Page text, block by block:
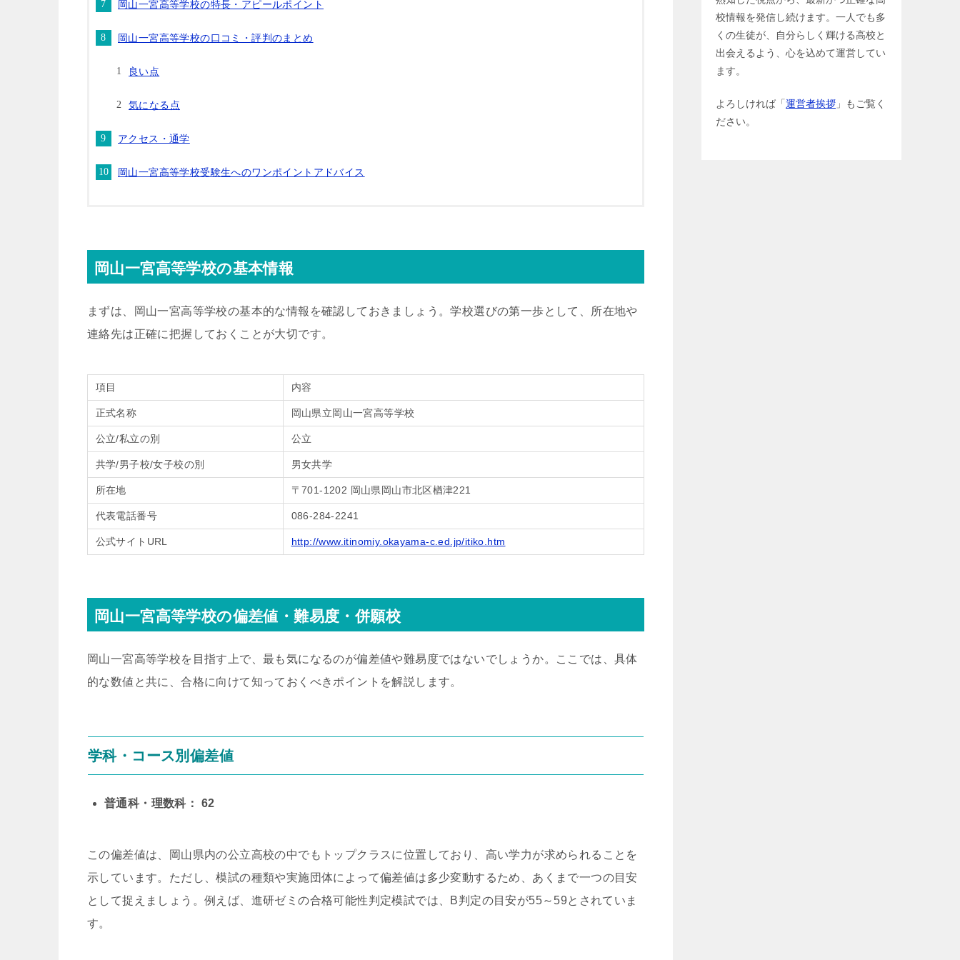
岡山一宮高等学校の特長・アピールポイント
岡山一宮高等学校の口コミ・評判のまとめ
良い点
気になる点
アクセス・通学
岡山一宮高等学校受験生へのワンポイントアドバイス
岡山一宮高等学校の基本情報
まずは、岡山一宮高等学校の基本的な情報を確認しておきましょう。学校選びの第一歩として、所在地や
連絡先は正確に把握しておくことが大切です。
項目 内容
正式名称 岡山県立岡山一宮高等学校
公立/私立の別 公立
共学/男子校/女子校の別 男女共学
所在地 〒701-1202 岡山県岡山市北区楢津221
代表電話番号 086-284-2241
公式サイトURL http://www.itinomiy.okayama-c.ed.jp/itiko.htm
岡山一宮高等学校の偏差値・難易度・併願校
岡山一宮高等学校を目指す上で、最も気になるのが偏差値や難易度ではないでしょうか。ここでは、具体
的な数値と共に、合格に向けて知っておくべきポイントを解説します。
学科・コース別偏差値
普通科・理数科： 62
この偏差値は、岡山県内の公立高校の中でもトップクラスに位置しており、高い学力が求められることを
示しています。ただし、模試の種類や実施団体によって偏差値は多少変動するため、あくまで一つの目安
として捉えましょう。例えば、進研ゼミの合格可能性判定模試では、B判定の目安が55～59とされていま
す。
校情報を発信し続けます。一人でも多
くの生徒が、自分らしく輝ける高校と
出会えるよう、心を込めて運営してい
ます。
よろしければ「運営者挨拶 」もご覧く
ださい。